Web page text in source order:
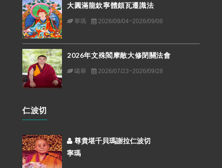
大圓滿龍欽寧體頗瓦遷識法
寧瑪 2026/09/04~2026/09/06
2026年文殊閻摩敵大修閉關法會
噶舉 2026/07/23~2026/09/28
仁波切
尊貴堪千貝瑪謝拉仁波切
寧瑪